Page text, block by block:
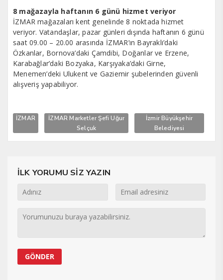
8 mağazayla haftanın 6 günü hizmet veriyor
İZMAR mağazaları kent genelinde 8 noktada hizmet
veriyor. Vatandaşlar, pazar günleri dışında haftanın 6 günü
saat 09.00 – 20.00 arasında İZMAR’ın Bayraklı’daki
Özkanlar, Bornova’daki Çamdibi, Doğanlar ve Erzene,
Karabağlar’daki Bozyaka, Karşıyaka’daki Girne,
Menemen’deki Ulukent ve Gaziemir şubelerinden güvenli
alışveriş yapabiliyor.
İZMAR
İZMAR Marketler Şefi Uğur
Selçuk
İzmir Büyükşehir
Belediyesi
İLK YORUMU SİZ YAZIN